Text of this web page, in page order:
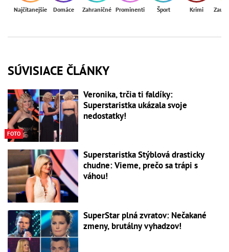
Najčítanejšie Domáce Zahraničné Prominenti Šport Krimi
SÚVISIACE ČLÁNKY
FOTO
Veronika, trčia ti faldíky:
Superstaristka ukázala svoje
nedostatky!
Superstaristka Stýblová drasticky
chudne: Vieme, prečo sa trápi s
váhou!
SuperStar plná zvratov: Nečakané
zmeny, brutálny vyhadzov!